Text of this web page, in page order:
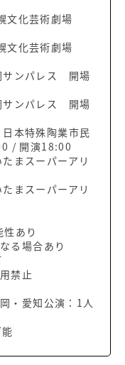
文化芸術劇場
文化芸術劇場
サンパレス 開場
サンパレス 開場
本特殊陶業市民
/ 開演18:00
まスーパーアリ
まスーパーアリ
あり
る場合あり
禁止
・愛知公演：1人